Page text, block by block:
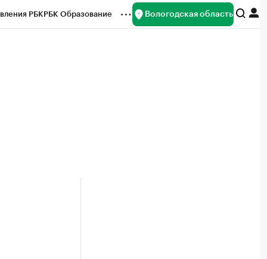
РБКРБК Образование Вологодская область